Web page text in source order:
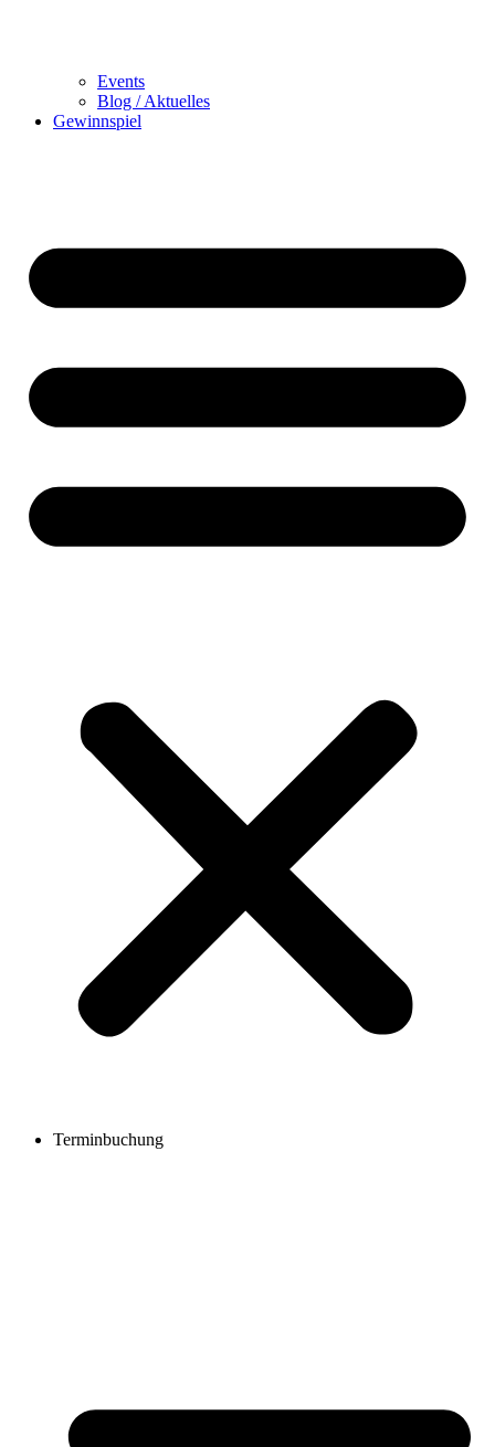
Events
Blog / Aktuelles
Gewinnspiel
Terminbuchung